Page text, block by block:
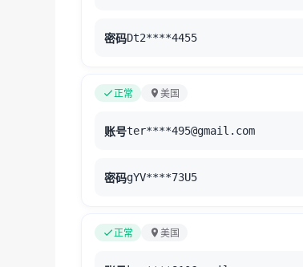
密码Dt2****4455
正常 美国
账号ter****495@gmail.com
密码gYV****73U5
正常 美国